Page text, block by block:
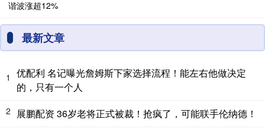
最新文章
1
优配利 名记曝光詹姆斯下家选择流程！能左右他做决定
的，只有一个人
2 展鹏配资 36岁老将正式被裁！抢疯了，可能联手伦纳德！